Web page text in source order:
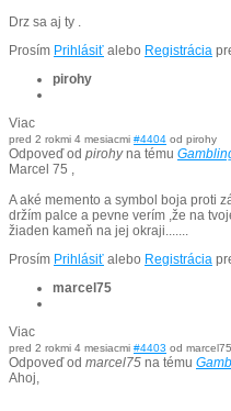
Drz sa aj ty .
Prosím Prihlásiť alebo Registrácia
pirohy
Viac
pred 2 rokmi 4 mesiacmi #4404 od pirohy
Odpoveď od pirohyna tému
Marcel 75 ,
A aké memento a symbol boja proti
držím palce a pevne verím ,že na
žiaden kameň na jej okraji.......
Prosím Prihlásiť alebo Registrácia
marcel75
Viac
pred 2 rokmi 4 mesiacmi #4403 od marcel75
Odpoveď od marcel75 na tému
Ahoj,